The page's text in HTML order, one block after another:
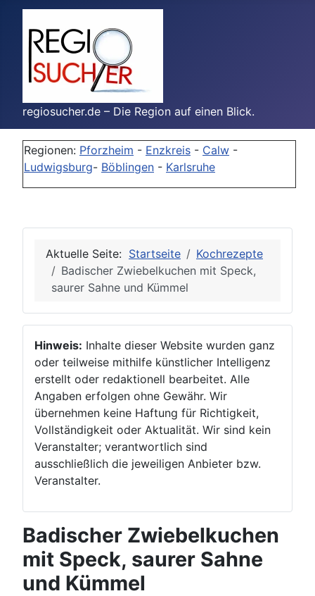
regiosucher.de – Die Region auf einen Blick.
Regionen: Pforzheim - Enzkreis - Calw -
Ludwigsburg- Böblingen - Karlsruhe
Aktuelle Seite: Startseite
Kochrezepte
Badischer Zwiebelkuchen mit Speck,
saurer Sahne und Kümmel
Hinweis: Inhalte dieser Website wurden ganz
oder teilweise mithilfe künstlicher Intelligenz
erstellt oder redaktionell bearbeitet. Alle
Angaben erfolgen ohne Gewähr. Wir
übernehmen keine Haftung für Richtigkeit,
Vollständigkeit oder Aktualität. Wir sind kein
Veranstalter; verantwortlich sind
ausschließlich die jeweiligen Anbieter bzw.
Veranstalter.
Badischer Zwiebelkuchen
mit Speck, saurer Sahne
und Kümmel